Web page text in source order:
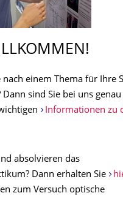
nach einem Thema für Ihre
sind Sie bei uns
Informationen zu
absolvieren das
Dann erhalten Sie
zum Versuch optische